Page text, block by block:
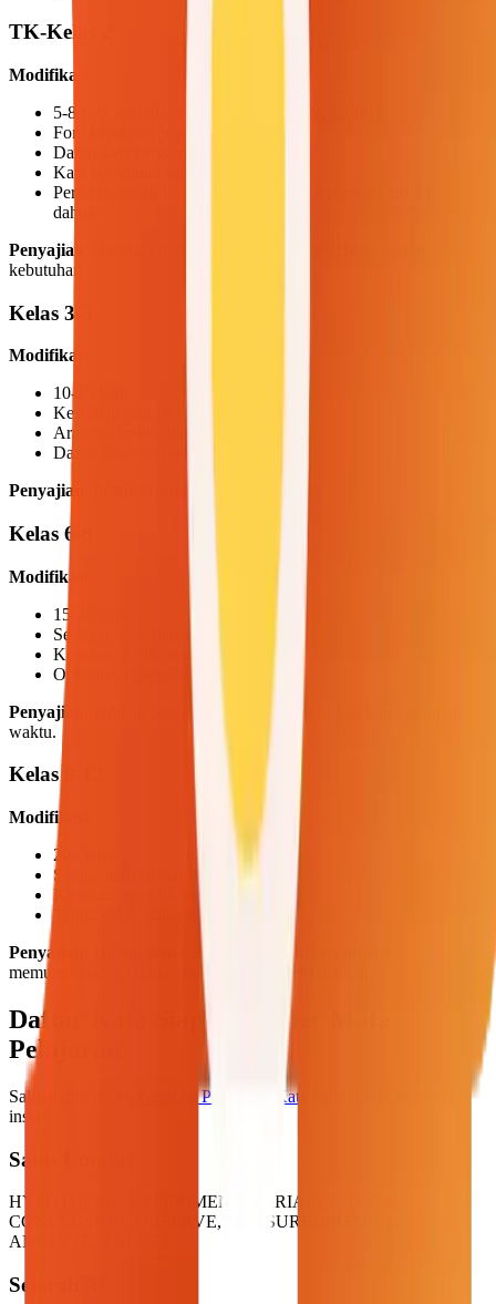
TK-Kelas 2
Modifikasi
5-8 kata sederhana (CAT, DOG, SUN, MOM)
Font besar dan jelas
Daftar kata bergambar
Kata horizontal saja
Pertimbangkan untuk melingkari huruf pertama terlebih
dahulu
Penyajian
kebutuhan.
Kelas 3-5
Modifikasi
10-15 kata
Kesulitan standar
Arah horizontal dan vertikal
Daftar kata disediakan
Penyajian
Kelas 6-8
Modifikasi
15-20 kata
Sertakan arah diagonal
Kosakata lebih menantang
Opsional: hilangkan daftar kata
Penyajian
: Jadikan sebagai tantangan otak, bukan tugas pengisi
waktu.
Kelas 9-12
Modifikasi
20+ kata
Semua arah termasuk mundur
Kosakata spesifik mata pelajaran
Tanpa daftar kata untuk tantangan
Penyajian
: Hubungkan dengan kurikulum saat ini jika
memungkinkan. Hindari bahasa yang merendahkan.
Daftar Kata Siap Cetak per Mata
Pelajaran
Salin daftar ini ke Pembuat Pencarian Kata
instan:
Sains Umum
HYPOTHESIS, EXPERIMENT, VARIABLE, DATA,
CONCLUSION, OBSERVE, MEASURE, PREDICT,
ANALYZE, THEORY
Sejarah AS